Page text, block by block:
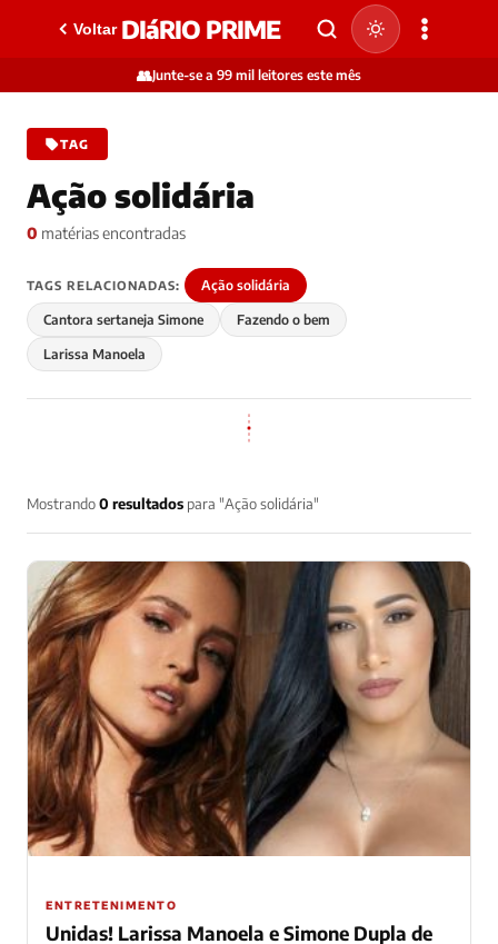
Voltar DIáRIO PRIME
👥Junte-se a 99 mil leitores este mês
TAG
Ação solidária
0 matérias encontradas
TAGS RELACIONADAS: Ação solidária
Cantora sertaneja Simone Fazendo o bem
Larissa Manoela
Mostrando0 resultados para "Ação solidária"
ENTRETENIMENTO
Unidas! Larissa Manoela e Simone Dupla de